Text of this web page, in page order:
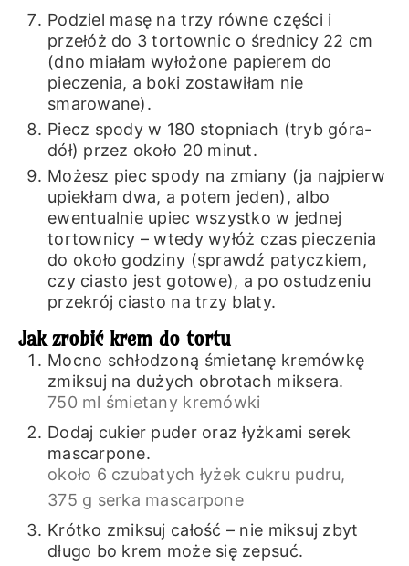
Podziel masę na trzy równe części i
przełóż do 3 tortownic o średnicy 22 cm
(dno miałam wyłożone papierem do
pieczenia, a boki zostawiłam nie
smarowane).
Piecz spody w 180 stopniach (tryb góra-
dół) przez około 20 minut.
Możesz piec spody na zmiany (ja najpierw
upiekłam dwa, a potem jeden), albo
ewentualnie upiec wszystko w jednej
tortownicy – wtedy wyłóż czas pieczenia
do około godziny (sprawdź patyczkiem,
czy ciasto jest gotowe), a po ostudzeniu
przekrój ciasto na trzy blaty.
Jak zrobić krem do tortu
Mocno schłodzoną śmietanę kremówkę
zmiksuj na dużych obrotach miksera.
750 ml śmietany kremówki
Dodaj cukier puder oraz łyżkami serek
mascarpone.
około 6 czubatych łyżek cukru pudru,
375 g serka mascarpone
Krótko zmiksuj całość – nie miksuj zbyt
długo bo krem może się zepsuć.